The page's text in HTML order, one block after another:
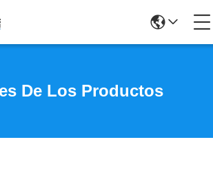
De Los Productos